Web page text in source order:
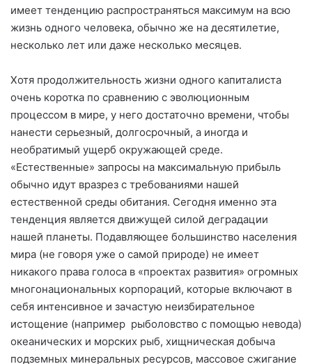
имеет тенденцию распространяться максимум на всю
жизнь одного человека, обычно же на десятилетие,
несколько лет или даже несколько месяцев.
Хотя продолжительность жизни одного капиталиста
очень коротка по сравнению с эволюционным
процессом в мире, у него достаточно времени, чтобы
нанести серьезный, долгосрочный, а иногда и
необратимый ущерб окружающей среде.
«Естественные» запросы на максимальную прибыль
обычно идут вразрез с требованиями нашей
естественной среды обитания. Сегодня именно эта
тенденция является движущей силой деградации
нашей планеты. Подавляющее большинство населения
мира (не говоря уже о самой природе) не имеет
никакого права голоса в «проектах развития» огромных
многонациональных корпораций, которые включают в
себя интенсивное и зачастую неизбирательное
истощение (например рыболовство с помощью невода)
океанических и морских рыб, хищническая добыча
подземных минеральных ресурсов, массовое сжигание